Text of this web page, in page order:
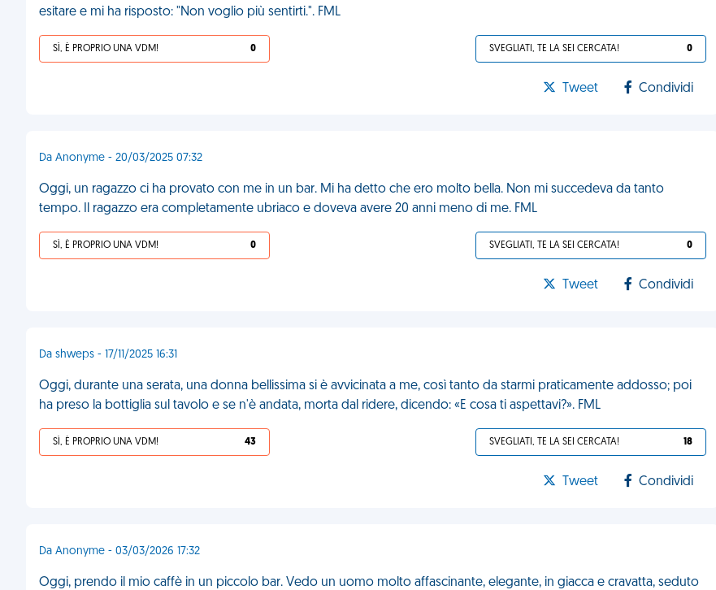
esitare e mi ha risposto: "Non voglio più sentirti.". FML
SÌ, È PROPRIO UNA VDM! 0 SVEGLIATI, TE LA SEI CERCATA! 0
Tweet Condividi
Da Anonyme - 20/03/2025 07:32
Oggi, un ragazzo ci ha provato con me in un bar. Mi ha detto che ero molto bella. Non mi succedeva da tanto
tempo. Il ragazzo era completamente ubriaco e doveva avere 20 anni meno di me. FML
SÌ, È PROPRIO UNA VDM! 0 SVEGLIATI, TE LA SEI CERCATA! 0
Tweet Condividi
Da shweps - 17/11/2025 16:31
Oggi, durante una serata, una donna bellissima si è avvicinata a me, così tanto da starmi praticamente addosso; poi
ha preso la bottiglia sul tavolo e se n'è andata, morta dal ridere, dicendo: «E cosa ti aspettavi?». FML
SÌ, È PROPRIO UNA VDM! 43 SVEGLIATI, TE LA SEI CERCATA! 18
Tweet Condividi
Da Anonyme - 03/03/2026 17:32
Oggi, prendo il mio caffè in un piccolo bar. Vedo un uomo molto affascinante, elegante, in giacca e cravatta, seduto